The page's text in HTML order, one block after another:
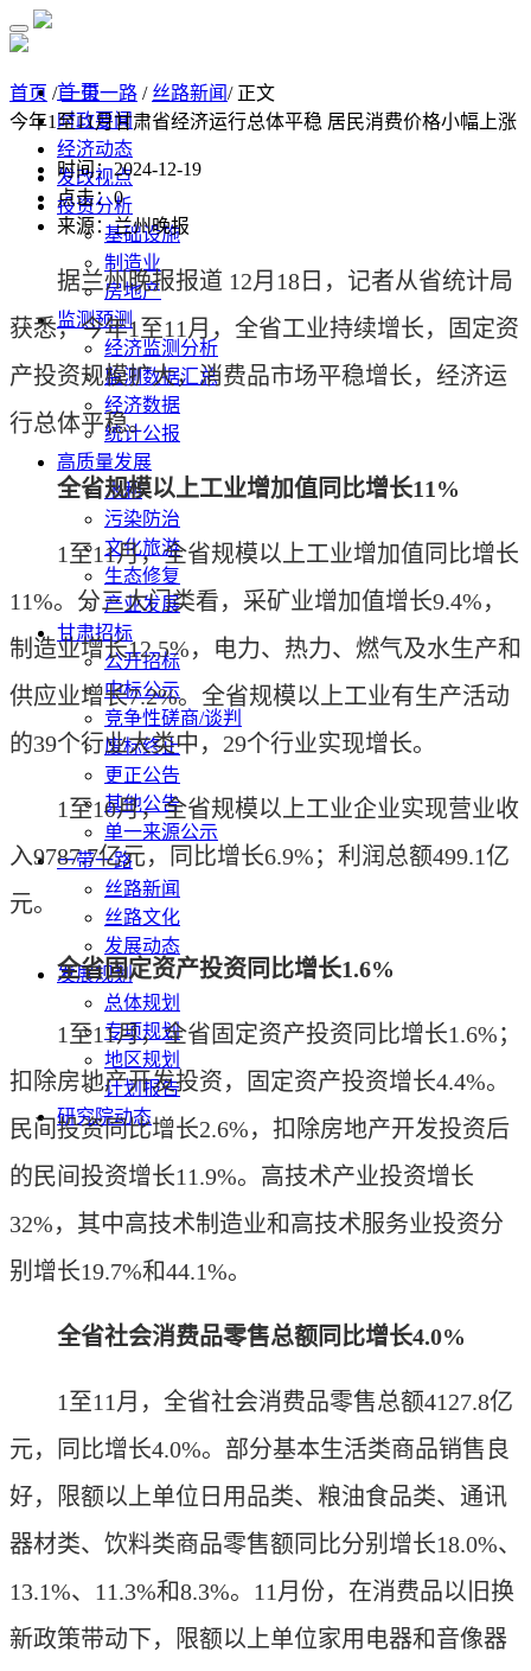
首 页
时政要闻
经济动态
发改视点
投资分析
基础设施
制造业
房地产
监测预测
经济监测分析
监测数据汇总
经济数据
统计公报
高质量发展
水利
污染防治
文化旅游
生态修复
产业发展
甘肃招标
公开招标
中标公示
竞争性磋商/谈判
废标终止
更正公告
其他公告
单一来源公示
一带一路
丝路新闻
丝路文化
发展动态
发展规划
总体规划
专项规划
地区规划
计划报告
研究院动态
首页 /一带一路 / 丝路新闻/ 正文
今年1至11月甘肃省经济运行总体平稳 居民消费价格小幅上涨
时间：2024-12-19
点击：0
来源：兰州晚报
据兰州晚报报道 12月18日，记者从省统计局
获悉，今年1至11月，全省工业持续增长，固定资
产投资规模扩大，消费品市场平稳增长，经济运
行总体平稳。
全省规模以上工业增加值同比增长11%
1至11月，全省规模以上工业增加值同比增长
11%。分三大门类看，采矿业增加值增长9.4%，
制造业增长12.5%，电力、热力、燃气及水生产和
供应业增长7.2%。全省规模以上工业有生产活动
的39个行业大类中，29个行业实现增长。
1至10月，全省规模以上工业企业实现营业收
入9787.7亿元，同比增长6.9%；利润总额499.1亿
元。
全省固定资产投资同比增长1.6%
1至11月，全省固定资产投资同比增长1.6%；
扣除房地产开发投资，固定资产投资增长4.4%。
民间投资同比增长2.6%，扣除房地产开发投资后
的民间投资增长11.9%。高技术产业投资增长
32%，其中高技术制造业和高技术服务业投资分
别增长19.7%和44.1%。
全省社会消费品零售总额同比增长4.0%
1至11月，全省社会消费品零售总额4127.8亿
元，同比增长4.0%。部分基本生活类商品销售良
好，限额以上单位日用品类、粮油食品类、通讯
器材类、饮料类商品零售额同比分别增长18.0%、
13.1%、11.3%和8.3%。11月份，在消费品以旧换
新政策带动下，限额以上单位家用电器和音像器